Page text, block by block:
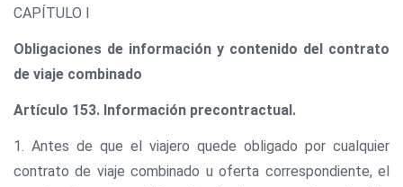
CAPÍTULO I
Obligaciones de información y contenido del contrato
de viaje combinado
Artículo 153. Información precontractual.
1. Antes de que el viajero quede obligado por cualquier
contrato de viaje combinado u oferta correspondiente, el